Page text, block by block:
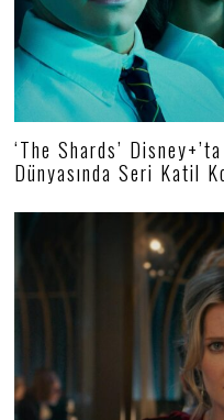
‘The Shards’
Dünyasında Seri Katil